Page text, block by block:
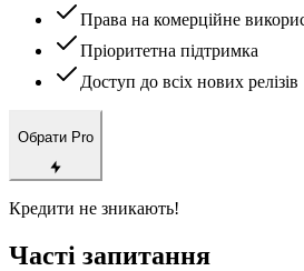
Права на комерційне
Пріоритетна підтримка
Доступ до всіх нових релізів
Обрати Pro
Кредити не зникають!
Часті запитання